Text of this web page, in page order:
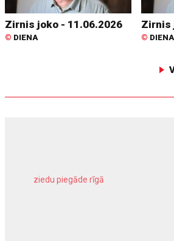
Zirnis joko - 11.06.2026
© DIENA
Zirnis
© DIENA
ziedu piegāde rīgā